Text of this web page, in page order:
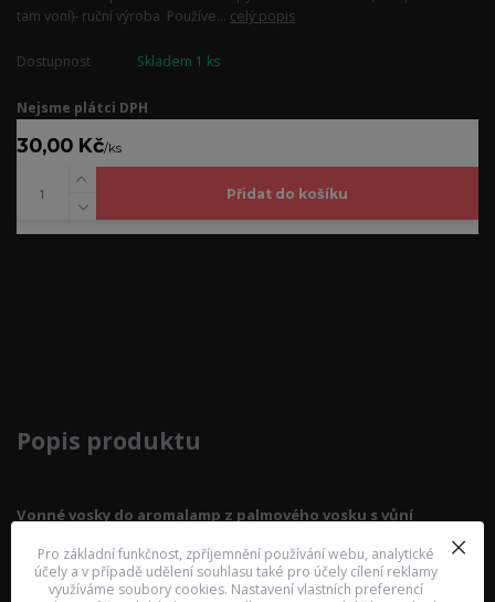
tam voní)- ruční výroba Používe... celý popis
Dostupnost Skladem 1 ks
Nejsme plátci DPH
30,00 Kč/ks
Přidat do košíku
Popis produktu
Vonné vosky do aromalamp z palmového vosku s vůní
Pro základní funkčnost, zpříjemnění používání webu, analytické
účely a v případě udělení souhlasu také pro účely cílení reklamy
využíváme soubory cookies. Nastavení vlastních preferencí